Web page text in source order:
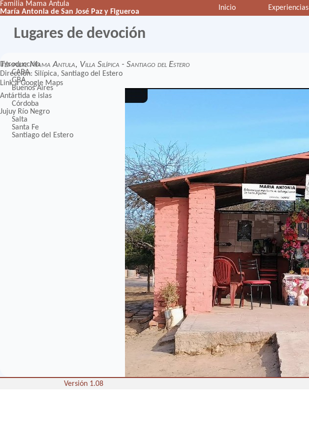
Familia Mama Antula
María Antonia de San José Paz y Figueroa
Inicio Experiencias
Lugares de devoción
Introducción
CABA
GBA
Buenos Aires
Antártida e islas
Córdoba
Jujuy Río Negro
Salta
Santa Fe
Santiago del Estero
Templete Mama Antula, Villa Silípica - Santiago del Estero
Dirección: Silípica, Santiago del Estero
Link aGoogle Maps
Versión 1.08